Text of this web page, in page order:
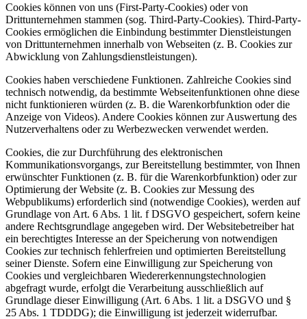
Cookies können von uns (First-Party-Cookies) oder von
Drittunternehmen stammen (sog. Third-Party-Cookies). Third-Party-
Cookies ermöglichen die Einbindung bestimmter Dienstleistungen
von Drittunternehmen innerhalb von Webseiten (z. B. Cookies zur
Abwicklung von Zahlungsdienstleistungen).
Cookies haben verschiedene Funktionen. Zahlreiche Cookies sind
technisch notwendig, da bestimmte Webseitenfunktionen ohne diese
nicht funktionieren würden (z. B. die Warenkorbfunktion oder die
Anzeige von Videos). Andere Cookies können zur Auswertung des
Nutzerverhaltens oder zu Werbezwecken verwendet werden.
Cookies, die zur Durchführung des elektronischen
Kommunikationsvorgangs, zur Bereitstellung bestimmter, von Ihnen
erwünschter Funktionen (z. B. für die Warenkorbfunktion) oder zur
Optimierung der Website (z. B. Cookies zur Messung des
Webpublikums) erforderlich sind (notwendige Cookies), werden auf
Grundlage von Art. 6 Abs. 1 lit. f DSGVO gespeichert, sofern keine
andere Rechtsgrundlage angegeben wird. Der Websitebetreiber hat
ein berechtigtes Interesse an der Speicherung von notwendigen
Cookies zur technisch fehlerfreien und optimierten Bereitstellung
seiner Dienste. Sofern eine Einwilligung zur Speicherung von
Cookies und vergleichbaren Wiedererkennungstechnologien
abgefragt wurde, erfolgt die Verarbeitung ausschließlich auf
Grundlage dieser Einwilligung (Art. 6 Abs. 1 lit. a DSGVO und §
25 Abs. 1 TDDDG); die Einwilligung ist jederzeit widerrufbar.